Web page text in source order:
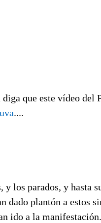
que este vídeo del
....
y los parados, y hasta
dado plantón a estos
ido a la